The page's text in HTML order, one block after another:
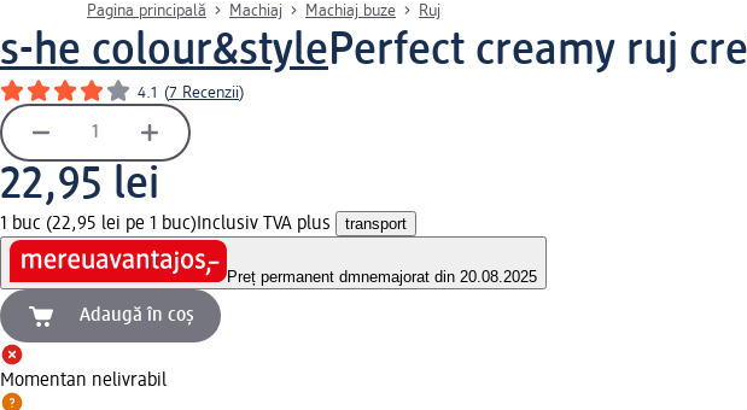
Pagina principală Machiaj Machiaj buze Ruj
s-he colour&stylePerfect creamy ruj
4.1 (7 Recenzii)
22,95 lei
1 buc (22,95 lei pe 1 buc) Inclusiv TVA plus transport
Preț permanent dmnemajorat din 20.08.2025
Adaugă în coș
Momentan nelivrabil